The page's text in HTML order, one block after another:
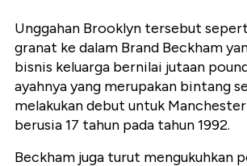
Unggahan Brooklyn tersebut
granat ke dalam Brand Beckham
bisnis keluarga bernilai jutaan
ayahnya yang merupakan bintang
melakukan debut untuk
berusia 17 tahun pada tahun 1992.
Beckham juga turut mengukuhkan